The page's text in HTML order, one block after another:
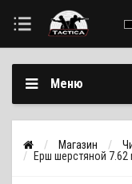
Меню
Магазин
Ерш шерстяной 7.62